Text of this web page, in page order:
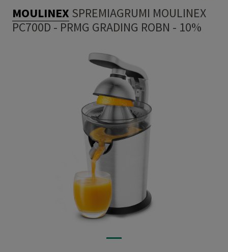
MOULINEX SPREMIAGRUMI MOULINEX
PC700D - PRMG GRADING ROBN - 10%